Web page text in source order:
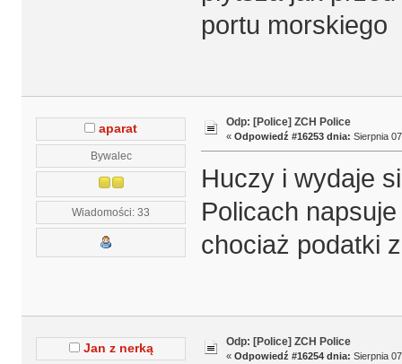
portu morskiego
aparat
Bywalec
Wiadomości: 33
Odp: [Police] ZCH Police
« Odpowiedź #16253 dnia: Sierpnia
Huczy i wydaje
Policach
chociaż podatki
Jan z nerką Odp: [Police] ZCH Police
« Odpowiedź #16254 dnia: Sierpnia